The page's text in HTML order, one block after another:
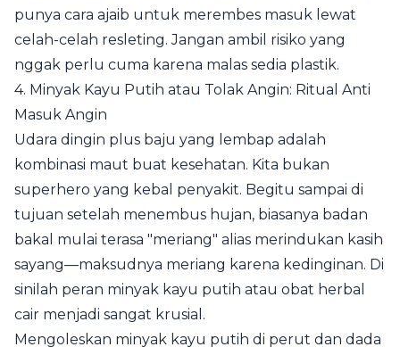
punya cara ajaib untuk merembes masuk lewat
celah-celah resleting. Jangan ambil risiko yang
nggak perlu cuma karena malas sedia plastik.
4. Minyak Kayu Putih atau Tolak Angin: Ritual Anti
Masuk Angin
Udara dingin plus baju yang lembap adalah
kombinasi maut buat kesehatan. Kita bukan
superhero yang kebal penyakit. Begitu sampai di
tujuan setelah menembus hujan, biasanya badan
bakal mulai terasa "meriang" alias merindukan kasih
sayang—maksudnya meriang karena kedinginan. Di
sinilah peran minyak kayu putih atau obat herbal
cair menjadi sangat krusial.
Mengoleskan minyak kayu putih di perut dan dada